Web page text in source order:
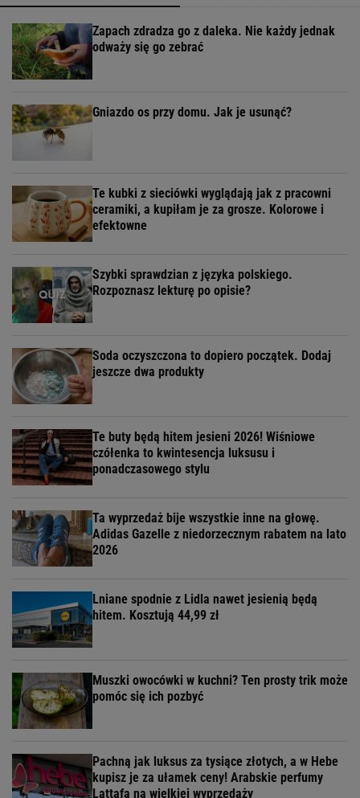
Zapach zdradza go z daleka. Nie każdy jednak
odważy się go zebrać
Gniazdo os przy domu. Jak je usunąć?
Te kubki z sieciówki wyglądają jak z pracowni
ceramiki, a kupiłam je za grosze. Kolorowe i
efektowne
Szybki sprawdzian z języka polskiego.
Rozpoznasz lekturę po opisie?
Soda oczyszczona to dopiero początek. Dodaj
jeszcze dwa produkty
Te buty będą hitem jesieni 2026! Wiśniowe
czółenka to kwintesencja luksusu i
ponadczasowego stylu
Ta wyprzedaż bije wszystkie inne na głowę.
Adidas Gazelle z niedorzecznym rabatem na lato
2026
Lniane spodnie z Lidla nawet jesienią będą
hitem. Kosztują 44,99 zł
Muszki owocówki w kuchni? Ten prosty trik może
pomóc się ich pozbyć
Pachną jak luksus za tysiące złotych, a w Hebe
kupisz je za ułamek ceny! Arabskie perfumy
Lattafa na wielkiej wyprzedaży